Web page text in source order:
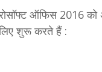
ऑफिस
शुरू करते हैं :